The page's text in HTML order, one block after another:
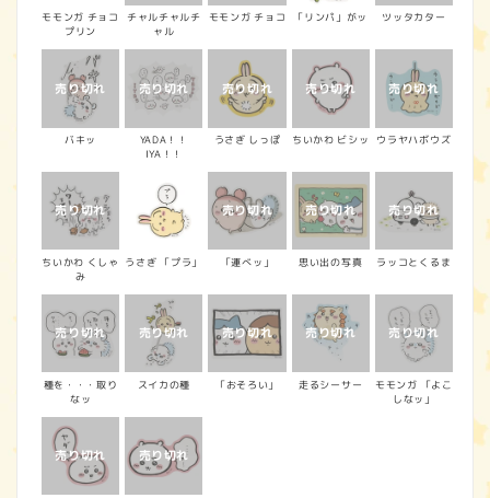
モモンガ チョコ
プリン
チャルチャルチ
ャル
モモンガ チョコ 「リンパ」がッ ツッタカター
バキッ
YADA！！
IYA！！
うさぎ しっぽ ちいかわ ビシッ ウラヤハボウズ
ちいかわ くしゃ
み
うさぎ 「プラ」 「運べッ」 思い出の写真 ラッコとくるま
種を・・・取り
なッ
スイカの種 「おそろい」 走るシーサー
モモンガ 「よこ
しなッ」